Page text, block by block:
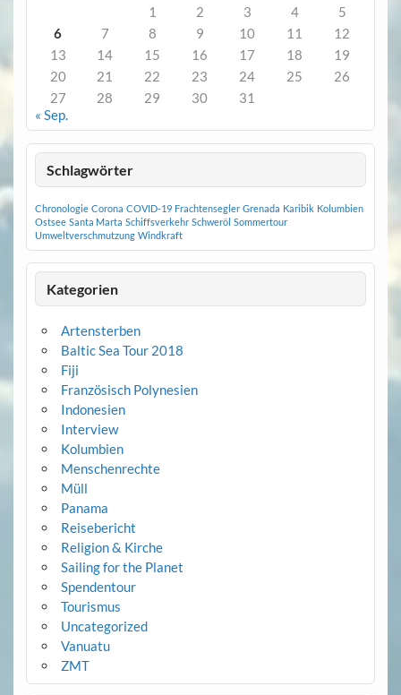
1 2 3 4
5
6
7 8 9 10 11
12
13
14 15 16 17 18
19
20
21 22 23 24 25
26
27
28 29 30
31
« Sep.
Schlagwörter
Chronologie Corona COVID-19 Frachtensegler Grenada Karibik Kolumbien
Ostsee Santa Marta Schiffsverkehr Schweröl Sommertour
Umweltverschmutzung Windkraft
Kategorien
Artensterben
Baltic Sea Tour 2018
Fiji
Französisch Polynesien
Indonesien
Interview
Kolumbien
Menschenrechte
Müll
Panama
Reisebericht
Religion & Kirche
Sailing for the Planet
Spendentour
Tourismus
Uncategorized
Vanuatu
ZMT